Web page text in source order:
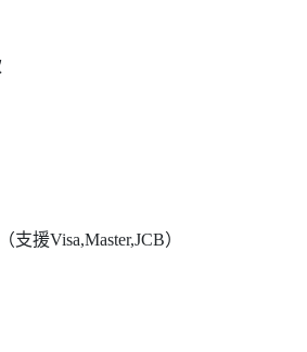
援Visa,Master,JCB）